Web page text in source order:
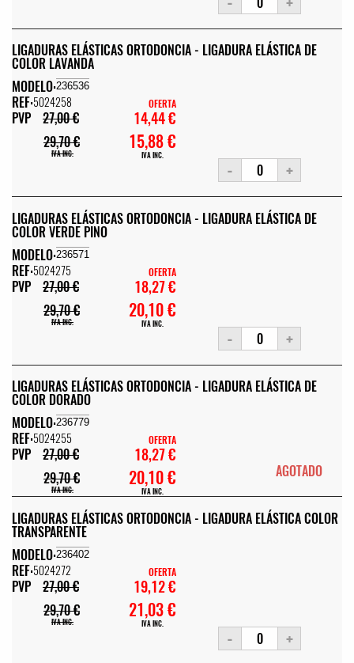
LIGADURAS ELÁSTICAS ORTODONCIA - LIGADURA ELÁSTICA DE
COLOR LAVANDA
MODELO:236536
REF:5024258
PVP
27,00 €
29,70 €
IVA INC.
OFERTA
14,44 €
15,88 €
IVA INC.
- +
LIGADURAS ELÁSTICAS ORTODONCIA - LIGADURA ELÁSTICA DE
COLOR VERDE PINO
MODELO:236571
REF:5024275
PVP
27,00 €
29,70 €
IVA INC.
OFERTA
18,27 €
20,10 €
IVA INC.
- +
LIGADURAS ELÁSTICAS ORTODONCIA - LIGADURA ELÁSTICA DE
COLOR DORADO
MODELO:236779
REF:5024255
PVP
27,00 €
29,70 €
IVA INC.
OFERTA
18,27 €
20,10 €
IVA INC.
AGOTADO
LIGADURAS ELÁSTICAS ORTODONCIA - LIGADURA ELÁSTICA COLOR
TRANSPARENTE
MODELO:236402
REF:5024272
PVP
27,00 €
29,70 €
IVA INC.
OFERTA
19,12 €
21,03 €
IVA INC.
- +